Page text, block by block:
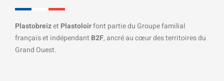
Plastobreizet Plastoloirfont partie du Groupe familial
français et indépendant B2F, ancré au cœur des territoires du
Grand Ouest.